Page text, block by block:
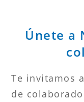
Únete a
Te invitamos
de